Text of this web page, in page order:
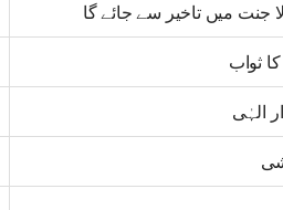
جنت میں تاخیر سے جائے گا
ثواب
الہٰی